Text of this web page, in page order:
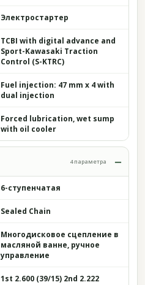
Электростартер
TCBI with digital advance and
Sport-Kawasaki Traction
Control (S-KTRC)
Fuel injection: 47 mm x 4 with
dual injection
Forced lubrication, wet sump
with oil cooler
4 параметра
6-ступенчатая
Sealed Chain
Многодисковое сцепление в
масляной ванне, ручное
управление
1st 2.600 (39/15) 2nd 2.222